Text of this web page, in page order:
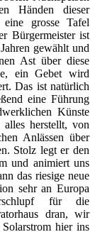
Händen dieser
grosse Tafel
Bürgermeister ist
gewählt und
Ast über diese
ein Gebet wird
Das ist natürlich
eine Führung
Künste
alles herstellt, von
Anlässen über
Stolz legt er den
und animiert uns
das riesige neue
sehr an Europa
für die
dran, wir
hier ins